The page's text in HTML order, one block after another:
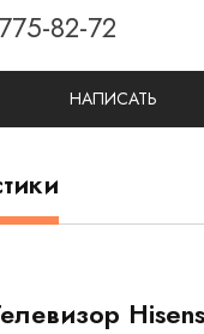
82-72
НАПИСАТЬ